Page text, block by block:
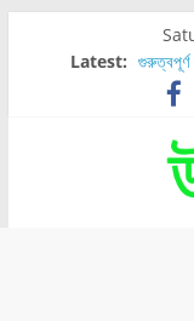
Latest: গুরুত্বপূর্ণ
নাসাল
রোগীর